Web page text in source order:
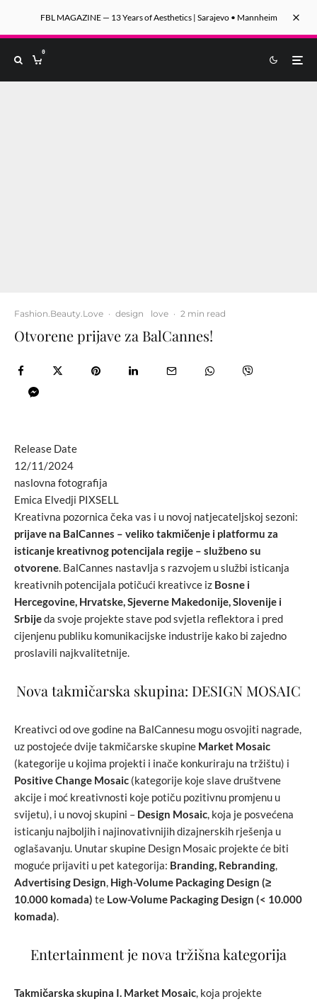
FBL MAGAZINE — 13 Years of Aesthetics | Sarajevo • Mannheim
0
Fashion.Beauty.Love · design love · 2 min read
Otvorene prijave za BalCannes!
Release Date
12/11/2024
naslovna fotografija
Emica Elvedji PIXSELL
Kreativna pozornica čeka vas i u novoj natjecateljskoj sezoni:
prijave na BalCannes – veliko takmičenje i platformu za
isticanje kreativnog potencijala regije – službeno su
otvorene. BalCannes nastavlja s razvojem u službi isticanja
kreativnih potencijala potičući kreativce iz Bosne i
Hercegovine, Hrvatske, Sjeverne Makedonije, Slovenije i
Srbijeda svoje projekte stave pod svjetla reflektora i pred
cijenjenu publiku komunikacijske industrije kako bi zajedno
proslavili najkvalitetnije.
Nova takmičarska skupina: DESIGN MOSAIC
Kreativci od ove godine na BalCannesu mogu osvojiti nagrade,
uz postojeće dvije takmičarske skupine Market Mosaic
(kategorije u kojima projekti i inače konkuriraju na tržištu) i
Positive Change Mosaic (kategorije koje slave društvene
akcije i moć kreativnosti koje potiču pozitivnu promjenu u
svijetu), i u novoj skupini – Design Mosaic, koja je posvećena
isticanju najboljih i najinovativnijih dizajnerskih rješenja u
oglašavanju. Unutar skupine Design Mosaic projekte će biti
moguće prijaviti u pet kategorija: Branding, Rebranding,
Advertising Design, High-Volume Packaging Design (≥
10.000 komada) te Low-Volume Packaging Design (< 10.000
komada).
Entertainment je nova tržišna kategorija
Takmičarska skupina I. Market Mosaic, koja projekte